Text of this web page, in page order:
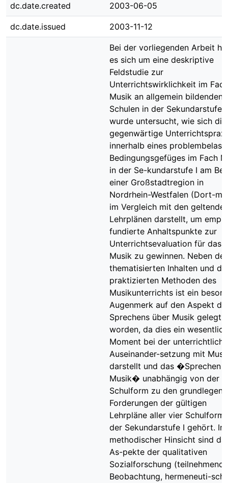
dc.date.created 2003-06-05
dc.date.issued 2003-11-12
Bei der vorliegenden Arbeit
es sich um eine deskriptive
Feldstudie zur
Unterrichtswirklichkeit im Fach
Musik an allgemein bildenden
Schulen in der Sekundarstufe
wurde untersucht, wie sich die
gegenwärtige
innerhalb eines
Bedingungsgefüges im Fach
in der Se-kundarstufe I am
einer Großstadtregion in
Nordrhein-Westfalen (Dort-
im Vergleich mit den
Lehrplänen darstellt, um
fundierte Anhaltspunkte zur
Unterrichtsevaluation für das
Musik zu gewinnen. Neben
thematisierten Inhalten und
praktizierten Methoden des
Musikunterrichts ist ein
Augenmerk auf den Aspekt
Sprechens über Musik gelegt
worden, da dies ein
Moment bei der
Auseinander-setzung mit
darstellt und das �Sprechen
Musik� unabhängig von der
Schulform zu den
Forderungen der gültigen
Lehrpläne aller vier
der Sekundarstufe I gehört. In
methodischer Hinsicht sind
As-pekte der qualitativen
Sozialforschung (teilnehmende
Beobachtung, hermeneuti-